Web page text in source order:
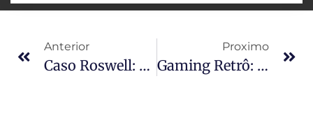
Anterior
Caso Roswell: Ex-Enfermeira Alegou Contato Com Alienígena Por 60 Anos
Proximo
Gaming Retrô: Capcom Anuncia Mega Man Star Force Legacy Collection Para 2026